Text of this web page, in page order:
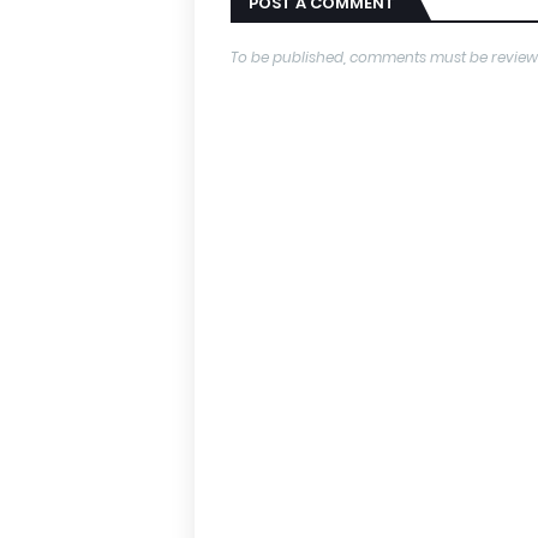
To be published, comments must be